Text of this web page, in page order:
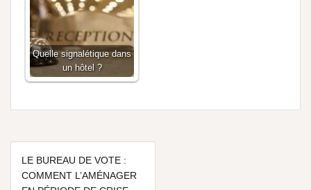
Quelle signalétique dans
un hôtel ?
LE BUREAU DE VOTE :
COMMENT L’AMÉNAGER